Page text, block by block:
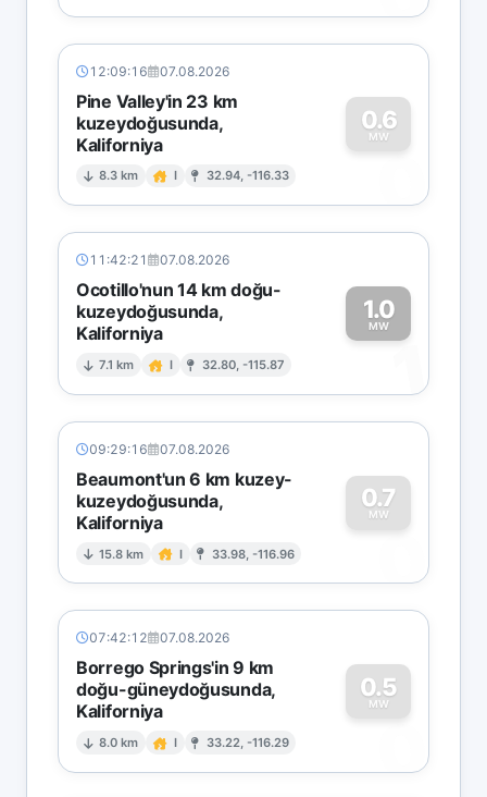
12:09:16 07.08.2026
Pine Valley'in 23 km
kuzeydoğusunda,
Kaliforniya
8.3 km I 32.94, -116.33
0.6
MW
0
11:42:21 07.08.2026
Ocotillo'nun 14 km doğu-
kuzeydoğusunda,
Kaliforniya
7.1 km I 32.80, -115.87
1.0
MW
1
09:29:16 07.08.2026
Beaumont'un 6 km kuzey-
kuzeydoğusunda,
Kaliforniya
15.8 km I 33.98, -116.96
0.7
MW
0
07:42:12 07.08.2026
Borrego Springs'in 9 km
doğu-güneydoğusunda,
Kaliforniya
8.0 km I 33.22, -116.29
0.5
MW
0